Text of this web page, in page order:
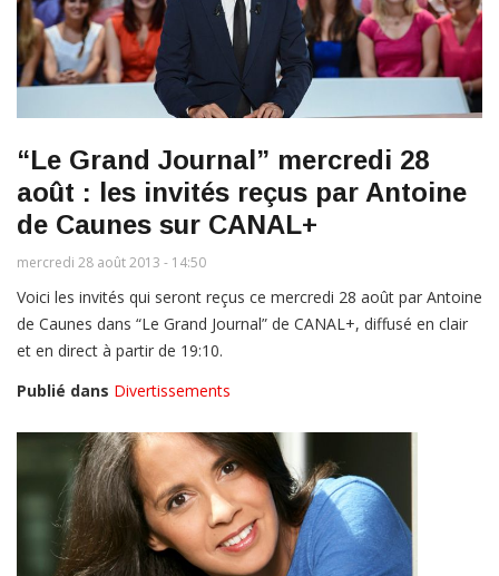
“Le Grand Journal” mercredi 28
août : les invités reçus par Antoine
de Caunes sur CANAL+
mercredi 28 août 2013 - 14:50
Voici les invités qui seront reçus ce mercredi 28 août par Antoine
de Caunes dans “Le Grand Journal” de CANAL+, diffusé en clair
et en direct à partir de 19:10.
Publié dans Divertissements